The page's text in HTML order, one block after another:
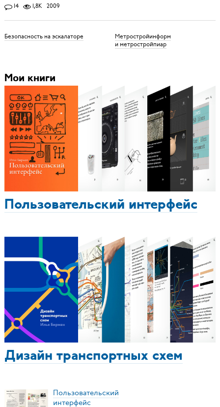
14 1,8K 2009
Безопасность на эскалаторе
Метростройинформ
и метростройпиар
Мои книги
Пользовательский интерфейс
Дизайн транспортных схем
Пользовательский
интерфейс